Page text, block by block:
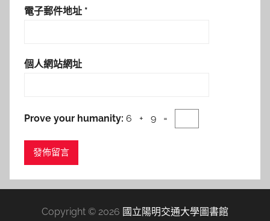
電子郵件地址 *
個人網站網址
Prove your humanity: 6 + 9 =
Copyright © 2026 國立陽明交通大學圖書館